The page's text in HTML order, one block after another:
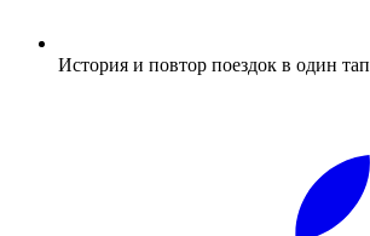
История и повтор поездок в один тап